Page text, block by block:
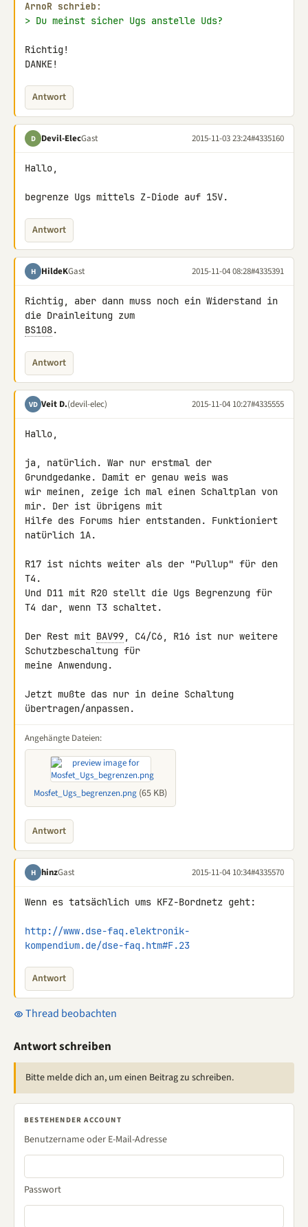
ArnoR schrieb:
> Du meinst sicher Ugs anstelle Uds?
Richtig!
DANKE!
Antwort
D Devil-ElecGast 2015-11-03 23:24#4335160
Hallo,
begrenze Ugs mittels Z-Diode auf 15V.
Antwort
H HildeKGast 2015-11-04 08:28#4335391
Richtig, aber dann muss noch ein Widerstand in
BS108.
Antwort
VD Veit D.(devil-elec) 2015-11-04 10:27#4335555
Hallo,
ja, natürlich. War nur erstmal der
Grundgedanke. Damit er genau weis was
wir meinen, zeige ich mal einen Schaltplan von
mir. Der ist übrigens mit
Hilfe des Forums hier entstanden. Funktioniert
natürlich 1A.
R17 ist nichts weiter als der "Pullup" für den
T4.
Und D11 mit R20 stellt die Ugs Begrenzung für
T4 dar, wenn T3 schaltet.
Der Rest mit BAV99, C4/C6, R16 ist nur weitere
Schutzbeschaltung für
meine Anwendung.
Jetzt mußte das nur in deine Schaltung
übertragen/anpassen.
Angehängte Dateien:
Mosfet_Ugs_begrenzen.png (65 KB)
Antwort
H hinzGast 2015-11-04 10:34#4335570
Wenn es tatsächlich ums KFZ-Bordnetz geht:
http://www.dse-faq.elektronik-
kompendium.de/dse-faq.htm#F.23
Antwort
Thread beobachten
Antwort schreiben
Bitte melde dich an, um einen Beitrag zu schreiben.
BESTEHENDER ACCOUNT
Benutzername oder E-Mail-Adresse
Passwort